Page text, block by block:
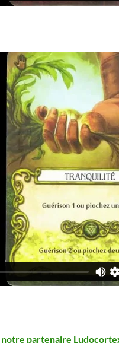
notre partenaire